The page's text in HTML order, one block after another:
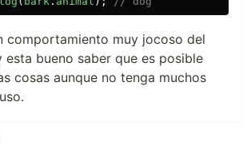
comportamiento muy jocoso del
esta bueno saber que es posible
cosas aunque no tenga muchos